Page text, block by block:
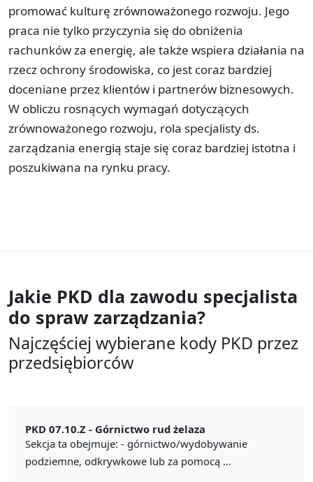
promować kulturę zrównoważonego rozwoju. Jego
praca nie tylko przyczynia się do obniżenia
rachunków za energię, ale także wspiera działania na
rzecz ochrony środowiska, co jest coraz bardziej
doceniane przez klientów i partnerów biznesowych.
W obliczu rosnących wymagań dotyczących
zrównoważonego rozwoju, rola specjalisty ds.
zarządzania energią staje się coraz bardziej istotna i
poszukiwana na rynku pracy.
Jakie PKD dla zawodu specjalista
do spraw zarządzania?
Najczęściej wybierane kody PKD przez
przedsiębiorców
PKD 07.10.Z - Górnictwo rud żelaza
Sekcja ta obejmuje: - górnictwo/wydobywanie
podziemne, odkrywkowe lub za pomocą ...